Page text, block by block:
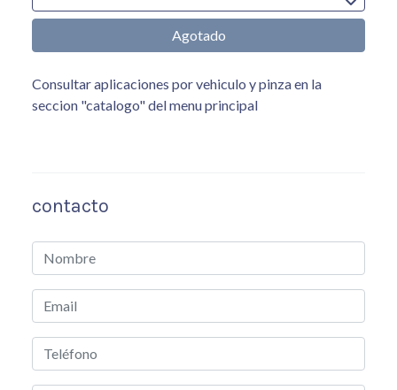
Agotado
Consultar aplicaciones por vehiculo y pinza en la
seccion "catalogo" del menu principal
contacto